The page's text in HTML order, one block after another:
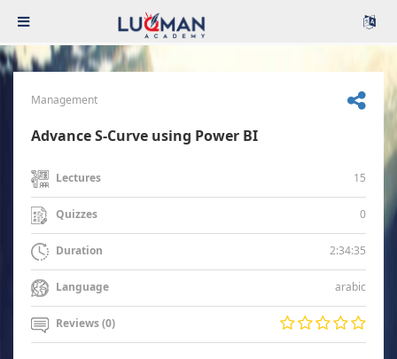
Management
Advance S-Curve using Power BI
Lectures 15
Quizzes 0
Duration 2:34:35
Language arabic
Reviews (0)